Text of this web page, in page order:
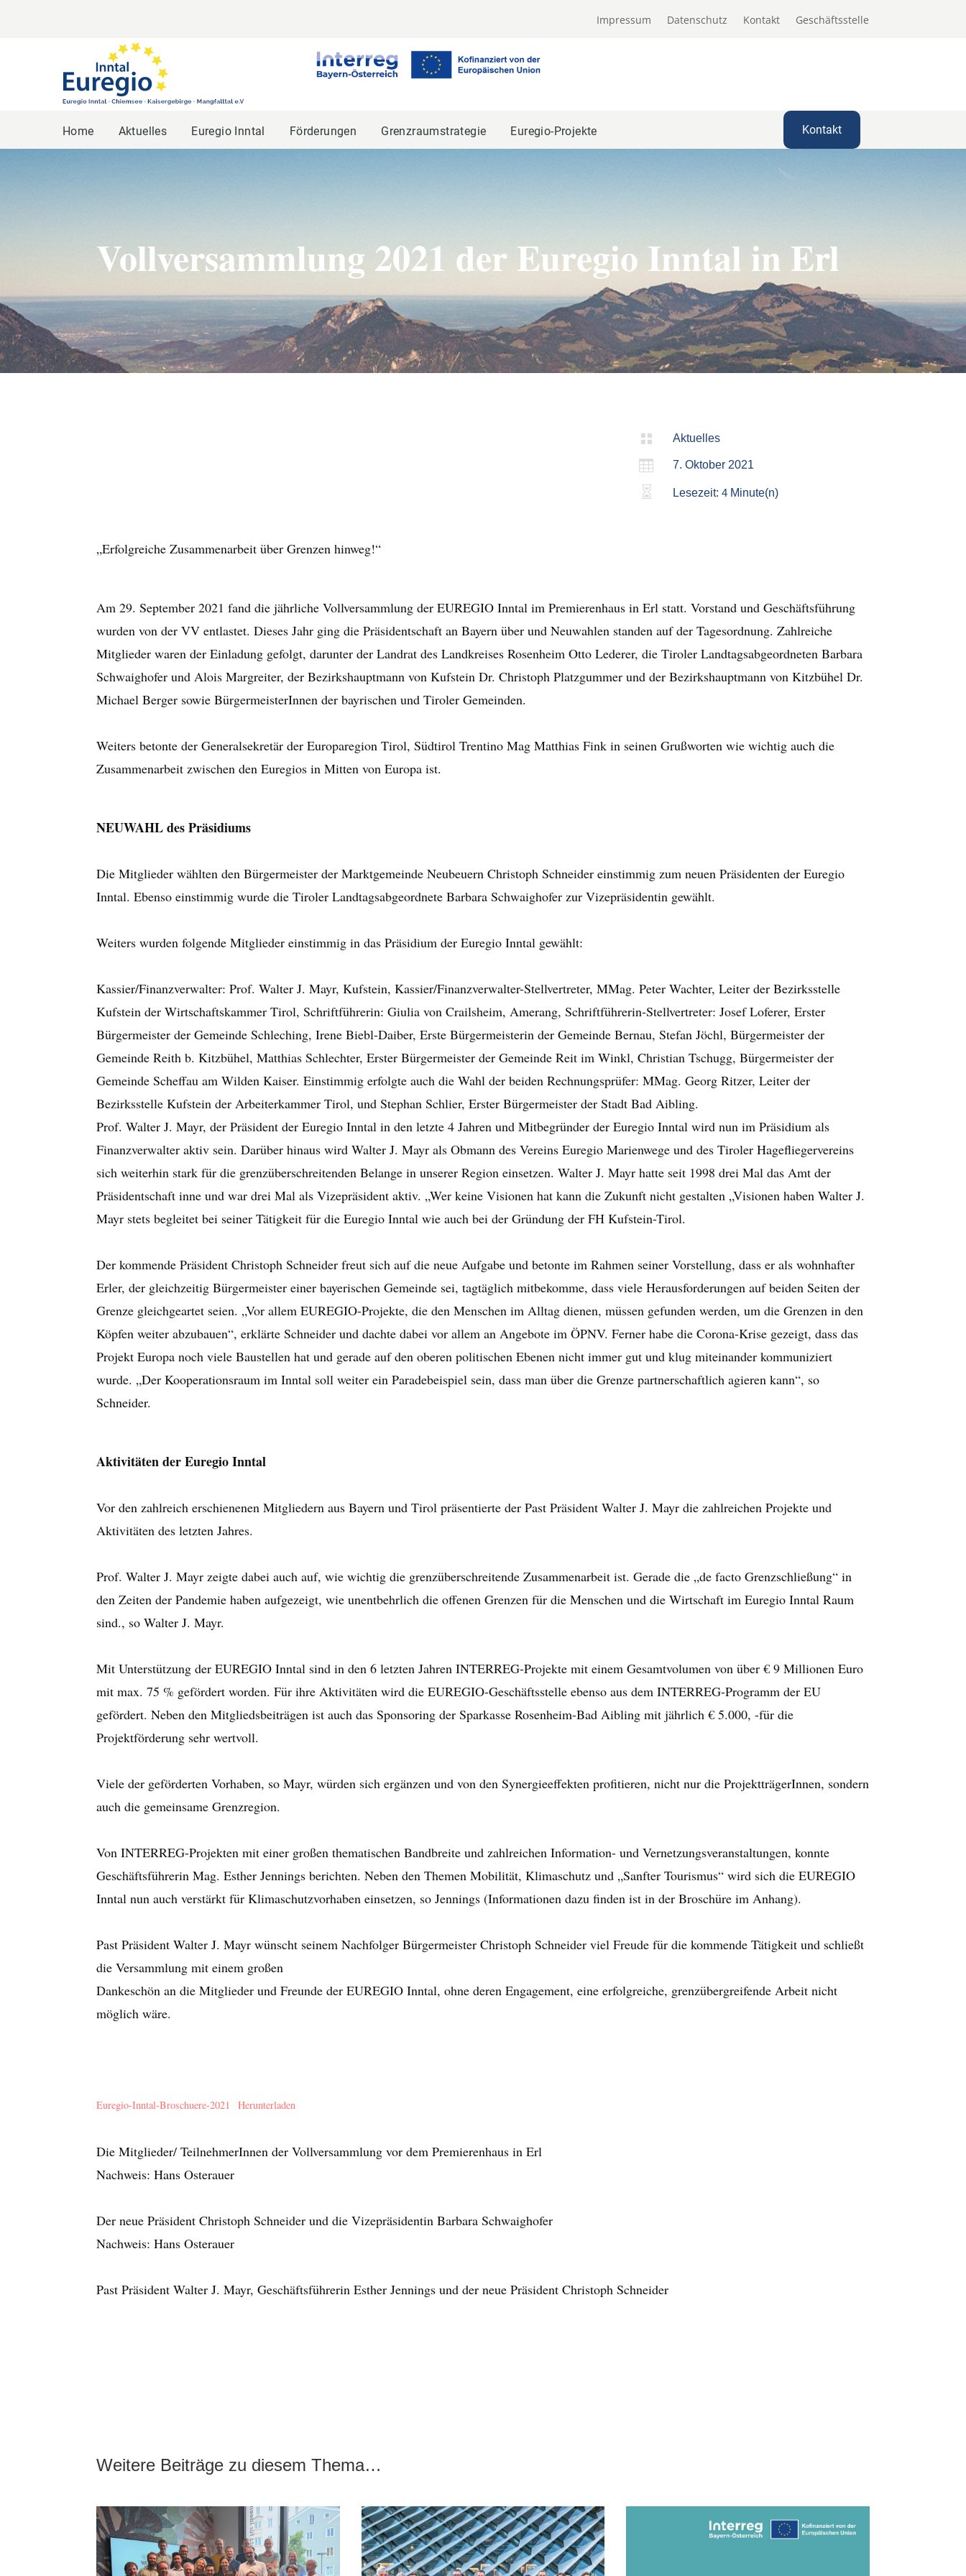
Impressum Datenschutz Kontakt Geschäftsstelle
Home Aktuelles Euregio Inntal Förderungen Grenzraumstrategie Euregio-Projekte Kontakt
Vollversammlung 2021 der Euregio Inntal in Erl
 Aktuelles
 7. Oktober 2021
 Lesezeit:4 Minute(n)
„Erfolgreiche Zusammenarbeit über Grenzen hinweg!“
Am 29. September 2021 fand die jährliche Vollversammlung der EUREGIO Inntal im Premierenhaus in Erl statt. Vorstand und Geschäftsführung
wurden von der VV entlastet. Dieses Jahr ging die Präsidentschaft an Bayern über und Neuwahlen standen auf der Tagesordnung. Zahlreiche
Mitglieder waren der Einladung gefolgt, darunter der Landrat des Landkreises Rosenheim Otto Lederer, die Tiroler Landtagsabgeordneten Barbara
Schwaighofer und Alois Margreiter, der Bezirkshauptmann von Kufstein Dr. Christoph Platzgummer und der Bezirkshauptmann von Kitzbühel Dr.
Michael Berger sowie BürgermeisterInnen der bayrischen und Tiroler Gemeinden.
Weiters betonte der Generalsekretär der Europaregion Tirol, Südtirol Trentino Mag Matthias Fink in seinen Grußworten wie wichtig auch die
Zusammenarbeit zwischen den Euregios in Mitten von Europa ist.
NEUWAHL des Präsidiums
Die Mitglieder wählten den Bürgermeister der Marktgemeinde Neubeuern Christoph Schneider einstimmig zum neuen Präsidenten der Euregio
Inntal. Ebenso einstimmig wurde die Tiroler Landtagsabgeordnete Barbara Schwaighofer zur Vizepräsidentin gewählt.
Weiters wurden folgende Mitglieder einstimmig in das Präsidium der Euregio Inntal gewählt:
Kassier/Finanzverwalter: Prof. Walter J. Mayr, Kufstein, Kassier/Finanzverwalter-Stellvertreter, MMag. Peter Wachter, Leiter der Bezirksstelle
Kufstein der Wirtschaftskammer Tirol, Schriftführerin: Giulia von Crailsheim, Amerang, Schriftführerin-Stellvertreter: Josef Loferer, Erster
Bürgermeister der Gemeinde Schleching, Irene Biebl-Daiber, Erste Bürgermeisterin der Gemeinde Bernau, Stefan Jöchl, Bürgermeister der
Gemeinde Reith b. Kitzbühel, Matthias Schlechter, Erster Bürgermeister der Gemeinde Reit im Winkl, Christian Tschugg, Bürgermeister der
Gemeinde Scheffau am Wilden Kaiser. Einstimmig erfolgte auch die Wahl der beiden Rechnungsprüfer: MMag. Georg Ritzer, Leiter der
Bezirksstelle Kufstein der Arbeiterkammer Tirol, und Stephan Schlier, Erster Bürgermeister der Stadt Bad Aibling.
Prof. Walter J. Mayr, der Präsident der Euregio Inntal in den letzte 4 Jahren und Mitbegründer der Euregio Inntal wird nun im Präsidium als
Finanzverwalter aktiv sein. Darüber hinaus wird Walter J. Mayr als Obmann des Vereins Euregio Marienwege und des Tiroler Hagefliegervereins
sich weiterhin stark für die grenzüberschreitenden Belange in unserer Region einsetzen. Walter J. Mayr hatte seit 1998 drei Mal das Amt der
Präsidentschaft inne und war drei Mal als Vizepräsident aktiv. „Wer keine Visionen hat kann die Zukunft nicht gestalten „Visionen haben Walter J.
Mayr stets begleitet bei seiner Tätigkeit für die Euregio Inntal wie auch bei der Gründung der FH Kufstein-Tirol.
Der kommende Präsident Christoph Schneider freut sich auf die neue Aufgabe und betonte im Rahmen seiner Vorstellung, dass er als wohnhafter
Erler, der gleichzeitig Bürgermeister einer bayerischen Gemeinde sei, tagtäglich mitbekomme, dass viele Herausforderungen auf beiden Seiten der
Grenze gleichgeartet seien. „Vor allem EUREGIO-Projekte, die den Menschen im Alltag dienen, müssen gefunden werden, um die Grenzen in den
Köpfen weiter abzubauen“, erklärte Schneider und dachte dabei vor allem an Angebote im ÖPNV. Ferner habe die Corona-Krise gezeigt, dass das
Projekt Europa noch viele Baustellen hat und gerade auf den oberen politischen Ebenen nicht immer gut und klug miteinander kommuniziert
wurde. „Der Kooperationsraum im Inntal soll weiter ein Paradebeispiel sein, dass man über die Grenze partnerschaftlich agieren kann“, so
Schneider.
Aktivitäten der Euregio Inntal
Vor den zahlreich erschienenen Mitgliedern aus Bayern und Tirol präsentierte der Past Präsident Walter J. Mayr die zahlreichen Projekte und
Aktivitäten des letzten Jahres.
Prof. Walter J. Mayr zeigte dabei auch auf, wie wichtig die grenzüberschreitende Zusammenarbeit ist. Gerade die „de facto Grenzschließung“ in
den Zeiten der Pandemie haben aufgezeigt, wie unentbehrlich die offenen Grenzen für die Menschen und die Wirtschaft im Euregio Inntal Raum
sind., so Walter J. Mayr.
Mit Unterstützung der EUREGIO Inntal sind in den 6 letzten Jahren INTERREG-Projekte mit einem Gesamtvolumen von über € 9 Millionen Euro
mit max. 75 % gefördert worden. Für ihre Aktivitäten wird die EUREGIO-Geschäftsstelle ebenso aus dem INTERREG-Programm der EU
gefördert. Neben den Mitgliedsbeiträgen ist auch das Sponsoring der Sparkasse Rosenheim-Bad Aibling mit jährlich € 5.000, -für die
Projektförderung sehr wertvoll.
Viele der geförderten Vorhaben, so Mayr, würden sich ergänzen und von den Synergieeffekten profitieren, nicht nur die ProjektträgerInnen, sondern
auch die gemeinsame Grenzregion.
Von INTERREG-Projekten mit einer großen thematischen Bandbreite und zahlreichen Information- und Vernetzungsveranstaltungen, konnte
Geschäftsführerin Mag. Esther Jennings berichten. Neben den Themen Mobilität, Klimaschutz und „Sanfter Tourismus“ wird sich die EUREGIO
Inntal nun auch verstärkt für Klimaschutzvorhaben einsetzen, so Jennings (Informationen dazu finden ist in der Broschüre im Anhang).
Past Präsident Walter J. Mayr wünscht seinem Nachfolger Bürgermeister Christoph Schneider viel Freude für die kommende Tätigkeit und schließt
die Versammlung mit einem großen
Dankeschön an die Mitglieder und Freunde der EUREGIO Inntal, ohne deren Engagement, eine erfolgreiche, grenzübergreifende Arbeit nicht
möglich wäre.
Euregio-Inntal-Broschuere-2021 Herunterladen
Die Mitglieder/ TeilnehmerInnen der Vollversammlung vor dem Premierenhaus in Erl
Nachweis: Hans Osterauer
Der neue Präsident Christoph Schneider und die Vizepräsidentin Barbara Schwaighofer
Nachweis: Hans Osterauer
Past Präsident Walter J. Mayr, Geschäftsführerin Esther Jennings und der neue Präsident Christoph Schneider
Weitere Beiträge zu diesem Thema…